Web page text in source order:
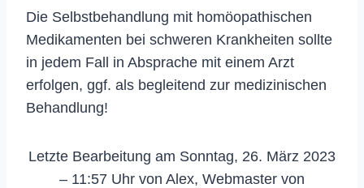
Die Selbstbehandlung mit homöopathischen
Medikamenten bei schweren Krankheiten sollte
in jedem Fall in Absprache mit einem Arzt
erfolgen, ggf. als begleitend zur medizinischen
Behandlung!
Letzte Bearbeitung am Sonntag, 26. März 2023
– 11:57 Uhr von Alex, Webmaster von